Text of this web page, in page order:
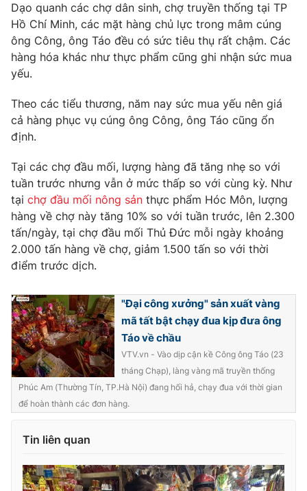
VTV Sức khoẻ Bất động sản
Thị trường 24h Tấm lòng Việt
VTV4 Vươn mình bằng AI
VTV9
Liên hệ tòa soạn English
THỜI BÁO VTV
Theo dõi báo trên
Cơ quan chủ quản:Đài Truyền hình Việt Nam
Cơ quan báo chí:Thời báo VTV
Giấy phép hoạt động báo in và báo điện tử số 483/GP-BTTTT
cấp ngày 29/12/2023
Phó Tổng Biên tập:
Tổng đài VTV:024.38 355 931 - 024.38 355 932
Dạo quanh các chợ dân sinh, chợ truyền thống tại TP
Hồ Chí Minh, các mặt hàng chủ lực trong mâm cúng
ông Công, ông Táo đều có sức tiêu thụ rất chậm. Các
hàng hóa khác như thực phẩm cũng ghi nhận sức mua
yếu.
Theo các tiểu thương, năm nay sức mua yếu nên giá
cả hàng phục vụ cúng ông Công, ông Táo cũng ổn
định.
Tại các chợ đầu mối, lượng hàng đã tăng nhẹ so với
tuần trước nhưng vẫn ở mức thấp so với cùng kỳ. Như
tại chợ đầu mối nông sản thực phẩm Hóc Môn, lượng
hàng về chợ này tăng 10% so với tuần trước, lên 2.300
tấn/ngày, tại chợ đầu mối Thủ Đức mỗi ngày khoảng
2.000 tấn hàng về chợ, giảm 1.500 tấn so với thời
điểm trước dịch.
"Đại công xưởng" sản xuất vàng
mã tất bật chạy đua kịp đưa ông
Táo về chầu
VTV.vn - Vào dịp cận kề Công ông Táo (23
tháng Chạp), làng vàng mã truyền thống
Phúc Am (Thường Tín, TP.Hà Nội) đang hối hả, chạy đua với thời gian
để hoàn thành các đơn hàng.
Tin liên quan